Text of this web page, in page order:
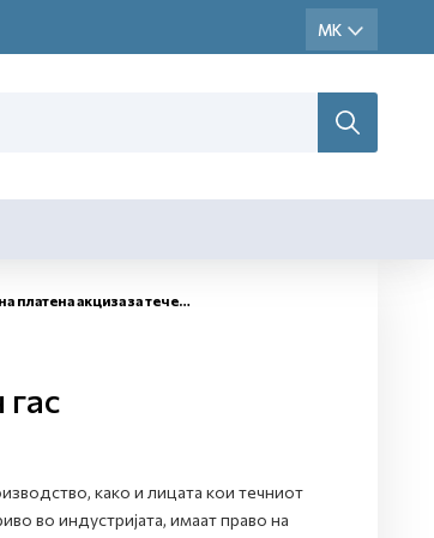
акциза за течен нафтен гас
како и лицата кои течниот
во индустријата, имаат право на